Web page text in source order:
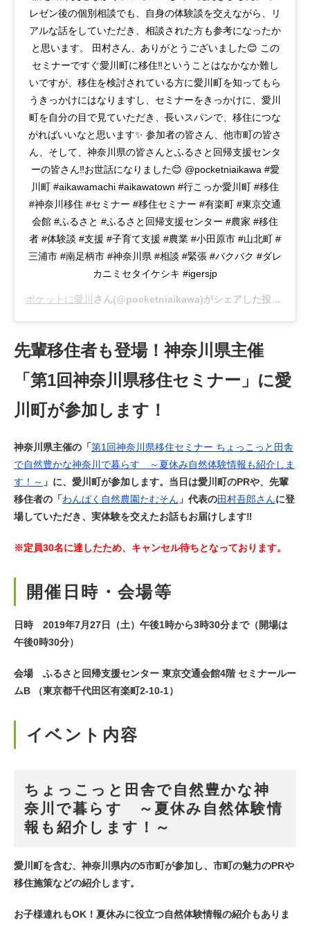
レゼン後の個別相談でも、自身の体験談を交えながら、リ
アルな話をしていただき、相談された方も参考になったか
と思います。 田村さん、ありがとうございました😊 この
セミナーですぐ愛川町に移住‼️ということはなかなか難し
いですが、移住を検討されている方に愛川町を知ってもら
うきっかけにはなりますし、セミナーをきっかけに、愛川
町を自分の目で見ていただき、長いスパンで、移住につな
がればいいなと思います✨ 参加者の皆さん、他市町の皆さ
ん、そして、神奈川県の皆さんとふるさと回帰支援センタ
ーの皆さん‼️お世話になりました😊 @pocketniaikawa #愛
川町 #aikawamachi #aikawatown #行こっか愛川町 #移住
#神奈川移住 #セミナー #移住セミナー #有楽町 #東京交通
会館 #ふるさと #ふるさと回帰支援センター #農家 #移住
者 #体験談 #支援 #子育て支援 #農業 #小田原市 #山北町 #
三浦市 #南足柄市 #神奈川県 #相談 #緊張 #バクバク #ダレ
カニミセタイケシキ #igersjp
ポケットに愛川 さん(@pocketniaikawa)がシェアした投稿 –
先輩移住者も登場！神奈川県主催
「第1回神奈川県移住セミナー」に愛
川町が参加します！
神奈川県主催の「第1回神奈川県移住セミナー ちょっこっと田舎
で自然豊かな神奈川で暮らす ～夏休み自然体験情報も紹介しま
す！～ 」に、愛川町が参加します。当日は愛川町のPRや、 先輩
移住者の「わんぱく自然農園たむそん 」代表の田村吾郎さんに登
場していただき、実体験を交えたお話もお届けします‼
※定員30名に達したため、キャンセル待ちとなっております。
開催日時・会場等
日時 2019年7月27日（土）午後1時から3時30分まで（開場は
午後0時30分）
会場 ふるさと回帰支援センター 東京交通会館4階 セミナールー
ムB （東京都千代田区有楽町2-10-1）
イベント内容
ちょっこっと田舎で自然豊かな神
奈川で暮らす ～夏休み自然体験情
報も紹介します！～
愛川町を含む、神奈川県内の5市町が参加し、市町の魅力のPRや
移住施策などの紹介します。
お子様連れもOK！夏休みに役立つ自然体験情報の紹介もありま